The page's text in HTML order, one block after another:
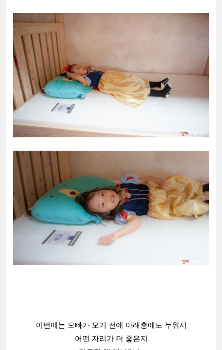
이번에는 오빠가 오기 전에 아래층에도 누워서
어떤 자리가 더 좋은지